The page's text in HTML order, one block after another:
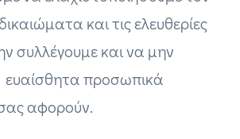
και τις ελευθερίες
συλλέγουμε και να μην
προσωπικά
αφορούν.